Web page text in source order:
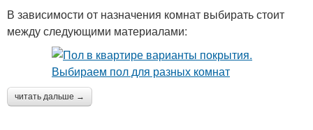
В зависимости от назначения комнат выбирать стоит
между следующими материалами:
читать дальше →